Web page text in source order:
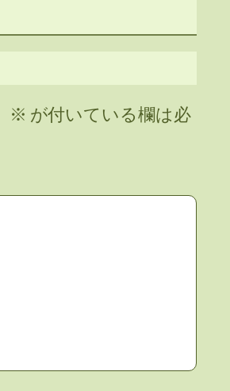
※ が付いている欄は必